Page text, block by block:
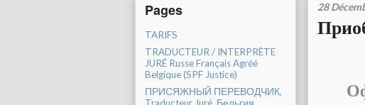
Pages
TARIFS
TRADUCTEUR / INTERPRÈTE
JURÉ Russe Français Agréé
Belgique (SPF Justice)
ПРИСЯЖНЫЙ ПЕРЕВОДЧИК,
28